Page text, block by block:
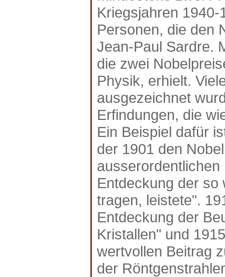
Kriegsjahren
Personen, die den
Jean-Paul Sardre.
die zwei
Physik, erhielt.
ausgezeichnet
Erfindungen, die
Ein Beispiel dafür
der 1901 den
Entdeckung der so
tragen, leistete".
Entdeckung der
Kristallen" und
wertvollen Beitrag
der